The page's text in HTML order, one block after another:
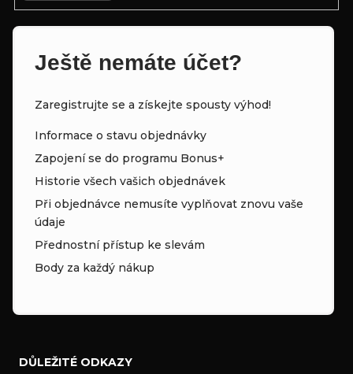
Ještě nemáte účet?
Zaregistrujte se a získejte spousty výhod!
Informace o stavu objednávky
Zapojení se do programu Bonus+
Historie všech vašich objednávek
Při objednávce nemusíte vyplňovat znovu vaše
údaje
Přednostní přístup ke slevám
Body za každý nákup
DŮLEŽITÉ ODKAZY